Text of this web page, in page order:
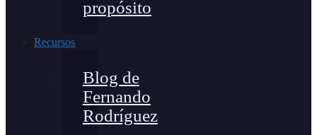
propósito
Recursos
Blog de
Fernando
Rodríguez